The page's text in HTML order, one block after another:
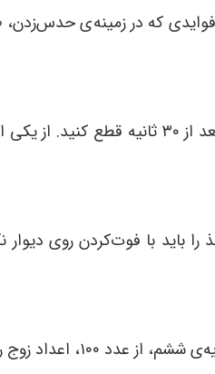
که در زمینهی حدس
دانش
را باید با فوتکردن روی
ی ششم، از عدد ۱۰۰، اعداد زوج را بشمارد و آن